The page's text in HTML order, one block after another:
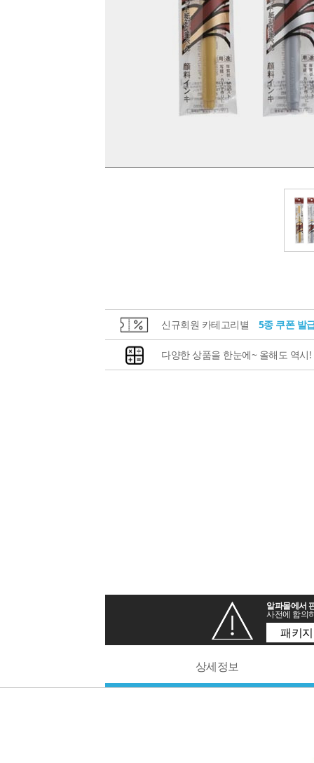
신규회원 카테고리별 5종 쿠폰 발
다양한 상품을 한눈에~ 올해도 역시!
알파몰에서
사전에 합의
패키
상세정보